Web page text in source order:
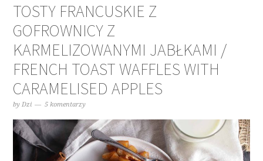
TOSTY FRANCUSKIE Z
GOFROWNICY Z
KARMELIZOWANYMI JABŁKAMI /
FRENCH TOAST WAFFLES WITH
CARAMELISED APPLES
byDzi 5 komentarzy